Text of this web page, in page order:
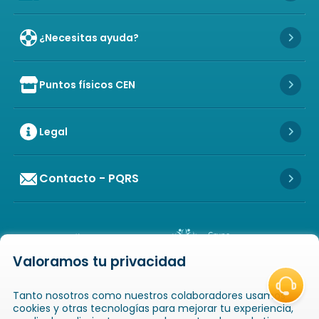
¿Necesitas ayuda? Icon
Icon of store
Puntos físicos CEN Icon
Legal Icon
Contacto - PQRS Icon
LOS DERECHOS RESERVADOS
NIT: 811025289-1 / CRA. 52 # 20-124, GUAYABAL,
MEDELLÍN, ANTIOQUIA
Valoramos tu privacidad
Tanto nosotros como nuestros colaboradores usamos
cookies y otras tecnologías para mejorar tu experiencia,